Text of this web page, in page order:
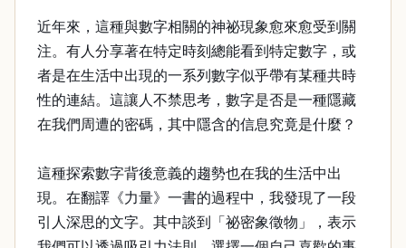
近年來，這種與數字相關的神祕現象愈來愈受到關
注。有人分享著在特定時刻總能看到特定數字，或
者是在生活中出現的一系列數字似乎帶有某種共時
性的連結。這讓人不禁思考，數字是否是一種隱藏
在我們周遭的密碼，其中隱含的信息究竟是什麼？
這種探索數字背後意義的趨勢也在我的生活中出
現。在翻譯《力量》一書的過程中，我發現了一段
引人深思的文字。其中談到「祕密象徵物」，表示